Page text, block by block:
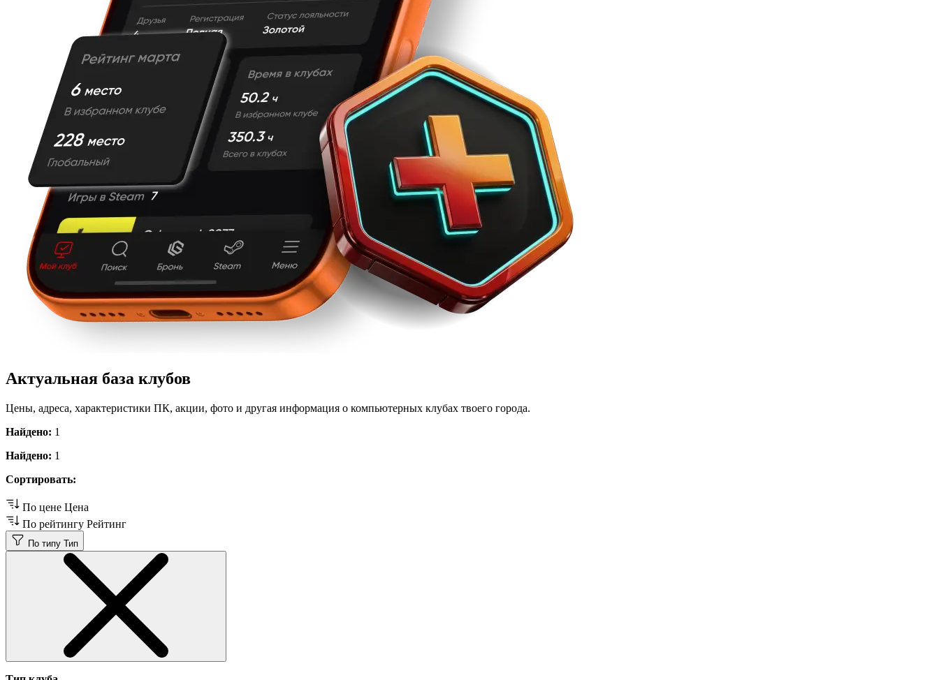
Актуальная база клубов
Цены, адреса, характеристики ПК, акции, фото и другая информация о компьютерных клубах твоего города.
Найдено: 1
Найдено: 1
Сортировать:
По цене Цена
По рейтингу Рейтинг
По типу Тип